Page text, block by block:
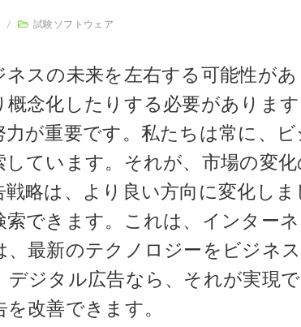
/ 試験ソフトウェア
ネスの未来を左右する可能性が
概念化したりする必要がありま
力が重要です。私たちは常に、
しています。それが、市場の変
戦略は、より良い方向に変化し
索できます。これは、インター
、最新のテクノロジーをビジネ
デジタル広告なら、それが実現
改善できます。